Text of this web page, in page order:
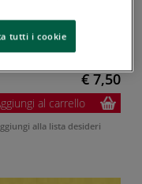
€ 7,50
al carrello
alla lista desideri
tutti i cookie